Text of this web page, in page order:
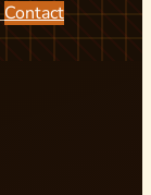
Contact